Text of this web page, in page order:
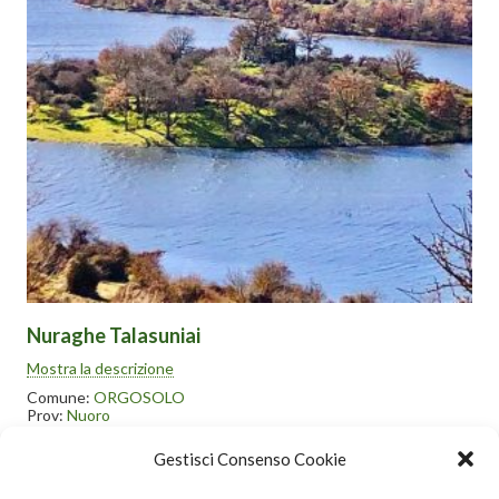
Gestisci Consenso Cookie
Nuraghe Talasuniai
Col riempimento del bacino artificiale di Oliai, si ritrova sulla
sommità di un piccolo isolotto.
Mostra la descrizione
Comune: ORGOSOLO
Prov: Nuoro
NUR2583
> Scheda Geoportale